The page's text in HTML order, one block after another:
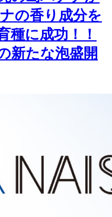
の香り成分を
種に成功！！
新たな泡盛開